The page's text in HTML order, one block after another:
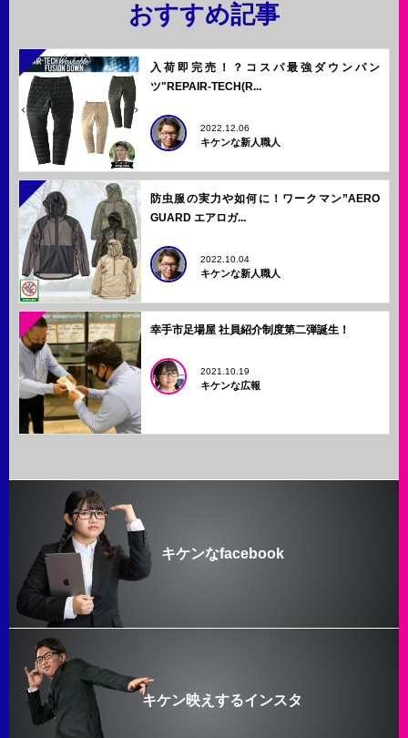
おすすめ記事
入荷即完売！？コスパ最強ダウンパン
ツ"REPAIR-TECH(R...
2022.12.06
キケンな新人職人
防虫服の実力や如何に！ワークマン”AERO
GUARD エアロガ...
2022.10.04
キケンな新人職人
幸手市足場屋 社員紹介制度第二弾誕生！
2021.10.19
キケンな広報
キケンなfacebook
キケン映えするインスタ